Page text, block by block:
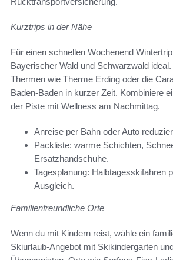
Kurztrips in der Nähe
Für einen schnellen Wochenend
Bayerischer Wald und Schwarzwald
Thermen wie Therme Erding oder die
Baden-Baden in kurzer Zeit. Kombiniere
der Piste mit Wellness am Nachmittag.
Anreise per Bahn oder Auto
Packliste: warme Schichten,
Ersatzhandschuhe.
Tagesplanung: Halbtagesskifahren
Ausgleich.
Familienfreundliche Orte
Wenn du mit Kindern reist, wähle ein
Skiurlaub-Angebot mit Skikindergarten